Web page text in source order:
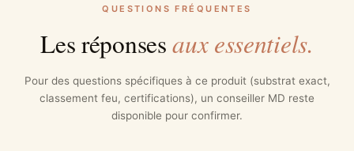
QUESTIONS FRÉQUENTES
Les réponsesaux essentiels.
Pour des questions spécifiques à ce produit (substrat exact,
classement feu, certifications), un conseiller MD reste
disponible pour confirmer.